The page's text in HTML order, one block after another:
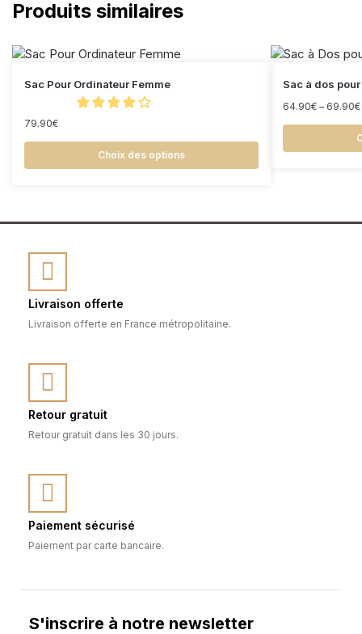
Produits similaires
Sac Pour Ordinateur Femme
79.90€
Choix des options
Sac à dos
64.90€ – 69.90€
Livraison offerte
Livraison offerte en France métropolitaine.
Retour gratuit
Retour gratuit dans les 30 jours.
Paiement sécurisé
Paiement par carte bancaire.
S'inscrire à notre newsletter